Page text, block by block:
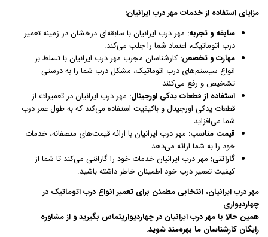
مزایای استفاده از خدمات مهر درب ایرانیان:
سابقه و تجربه: مهر درب ایرانیان با سابقه‌ای درخشان در زمینه تعمیر
درب اتوماتیک، اعتماد شما را جلب می‌کند.
مهارت و تخصص: کارشناسان مجرب مهر درب ایرانیان با تسلط بر
انواع سیستم‌های درب اتوماتیک، مشکل درب شما را به درستی
تشخیص و رفع می‌کنند
استفاده از قطعات یدکی اورجینال: مهر درب ایرانیان در تعمیرات از
قطعات یدکی اورجینال و باکیفیت استفاده می‌کند که به طول عمر درب
شما می‌افزاید.
قیمت مناسب: مهر درب ایرانیان با ارائه قیمت‌های منصفانه، خدمات
خود را به شما ارائه می‌دهد.
گارانتی: مهر درب ایرانیان خدمات خود را گارانتی می‌کند تا شما از
کیفیت تعمیر درب خود اطمینان خاطر داشته باشید.
مهر درب ایرانیان، انتخابی مطمئن برای تعمیر انواع درب اتوماتیک در
چهاردیواری
همین حالا با مهر درب ایرانیان در چهاردیواریتماس بگیرید و از مشاوره
رایگان کارشناسان ما بهره‌مند شوید.